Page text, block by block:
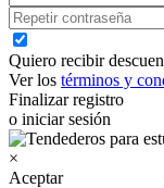
Quiero recibir
Ver los términos y
Finalizar registro
o iniciar sesión
×
Aceptar